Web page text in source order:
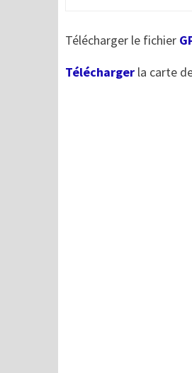
Télécharger le fichier
Téléchargerla carte